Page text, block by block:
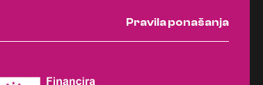
Pravila ponašanja